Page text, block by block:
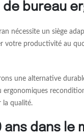
bureau
nécessite un siège
votre productivité au
une alternative
ergonomiques
la qualité.
ans dans le